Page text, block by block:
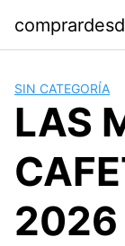
contenido
SIN CATEGORÍA
LAS
2026